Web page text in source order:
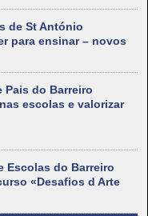
de St António
para ensinar – novos
Pais do Barreiro
escolas e valorizar
Escolas do Barreiro
«Desafios d Arte